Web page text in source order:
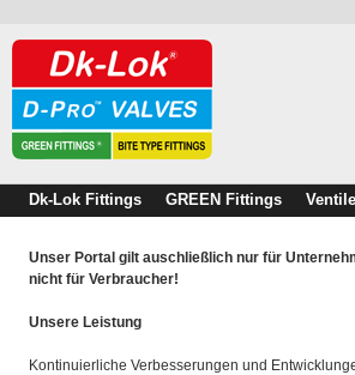
Dk-Lok Fittings GREEN Fittings Ventile
Unser Portal gilt auschließlich nur für
nicht für Verbraucher!
Unsere Leistung
Kontinuierliche Verbesserungen und